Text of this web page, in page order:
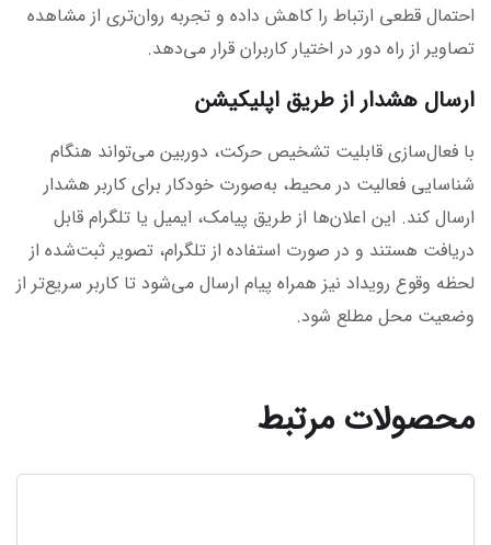
احتمال قطعی ارتباط را کاهش داده و تجربه روان‌تری از مشاهده
تصاویر از راه دور در اختیار کاربران قرار می‌دهد.
ارسال هشدار از طریق اپلیکیشن
با فعال‌سازی قابلیت تشخیص حرکت، دوربین می‌تواند هنگام
شناسایی فعالیت در محیط، به‌صورت خودکار برای کاربر هشدار
ارسال کند. این اعلان‌ها از طریق پیامک، ایمیل یا تلگرام قابل
دریافت هستند و در صورت استفاده از تلگرام، تصویر ثبت‌شده از
لحظه وقوع رویداد نیز همراه پیام ارسال می‌شود تا کاربر سریع‌تر از
وضعیت محل مطلع شود.
محصولات مرتبط